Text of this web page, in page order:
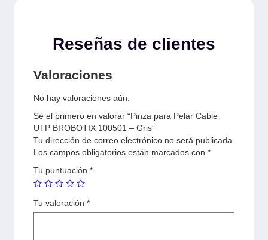
Reseñas de clientes
Valoraciones
No hay valoraciones aún.
Sé el primero en valorar “Pinza para Pelar Cable
UTP BROBOTIX 100501 – Gris”
Tu dirección de correo electrónico no será publicada.
Los campos obligatorios están marcados con *
Tu puntuación *
Tu valoración *